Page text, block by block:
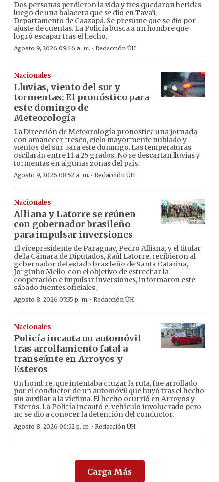
Dos personas perdieron la vida y tres quedaron heridas
luego de una balacera que se dio en Tava’i,
Departamento de Caazapá. Se presume que se dio por
ajuste de cuentas. La Policía busca a un hombre que
logró escapar tras el hecho.
Agosto 9, 2026 09:46 a. m. · Redacción ÚH
Nacionales
Lluvias, viento del sur y
tormentas: El pronóstico para
este domingo de
Meteorología
La Dirección de Meteorología pronostica una jornada
con amanecer fresco, cielo mayormente nublado y
vientos del sur para este domingo. Las temperaturas
oscilarán entre 11 a 25 grados. No se descartan lluvias y
tormentas en algunas zonas del país.
Agosto 9, 2026 08:52 a. m. · Redacción ÚH
Nacionales
Alliana y Latorre se reúnen
con gobernador brasileño
para impulsar inversiones
El vicepresidente de Paraguay, Pedro Alliana, y el titular
de la Cámara de Diputados, Raúl Latorre, recibieron al
gobernador del estado brasileño de Santa Catarina,
Jorginho Mello, con el objetivo de estrechar la
cooperación e impulsar inversiones, informaron este
sábado fuentes oficiales.
Agosto 8, 2026 07:35 p. m. · Redacción ÚH
Nacionales
Policía incauta un automóvil
tras arrollamiento fatal a
transeúnte en Arroyos y
Esteros
Un hombre, que intentaba cruzar la ruta, fue arrollado
por el conductor de un automóvil que huyó tras el hecho
sin auxiliar a la víctima. El hecho ocurrió en Arroyos y
Esteros. La Policía incautó el vehículo involucrado pero
no se dio a conocer la detención del conductor.
Agosto 8, 2026 06:52 p. m. · Redacción ÚH
Carga Más